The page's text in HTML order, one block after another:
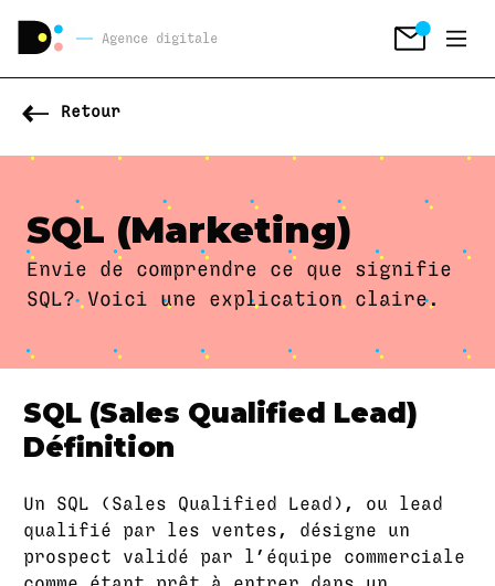
Agence digitale
Retour
SQL (Marketing)
Envie de comprendre ce que signifie
SQL? Voici une explication claire.
SQL (Sales Qualified Lead)
Définition
Un SQL (Sales Qualified Lead), ou lead
qualifié par les ventes, désigne un
prospect validé par l’équipe commerciale